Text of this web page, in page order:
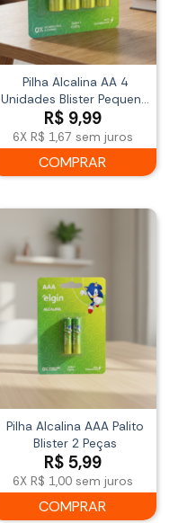
Pilha Alcalina AA 4
Unidades Blister Pequena
Elgin
R$9,99
6X R$ 1,67 sem juros
COMPRAR
Pilha Alcalina AAA Palito
Blister 2 Peças
R$5,99
6X R$ 1,00sem juros
COMPRAR